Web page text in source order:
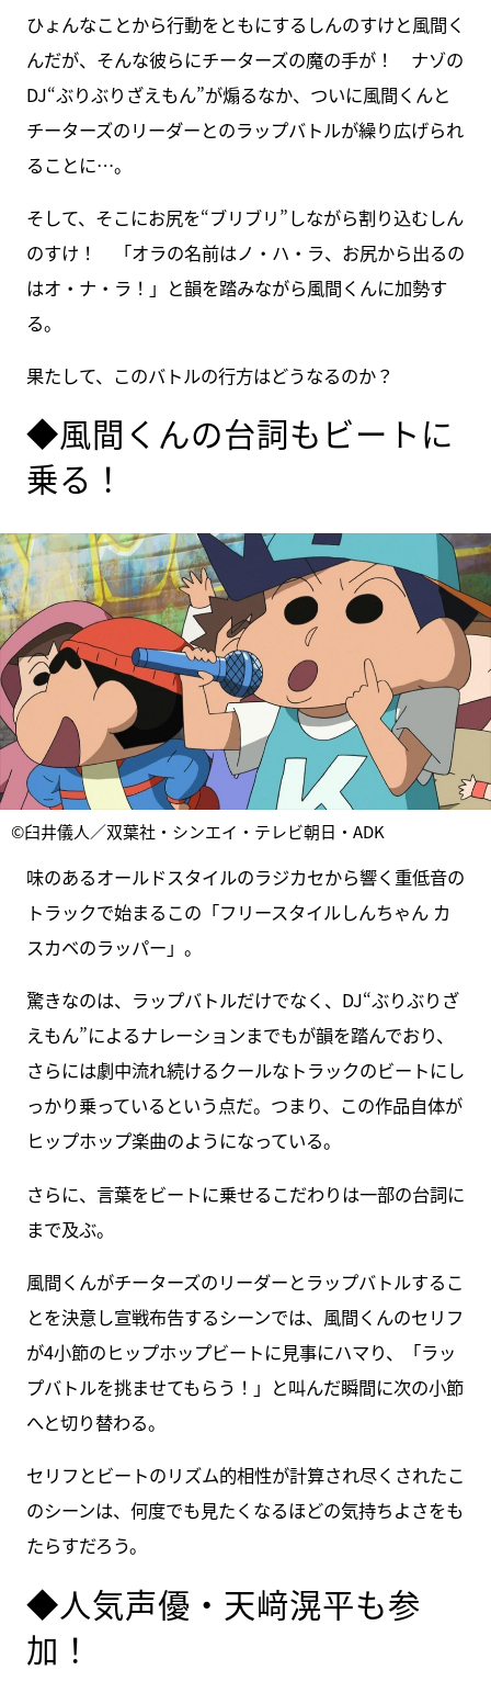
ひょんなことから行動をともにするしんのすけと風間く
んだが、そんな彼らにチーターズの魔の手が！ ナゾの
DJ“ぶりぶりざえもん”が煽るなか、ついに風間くんと
チーターズのリーダーとのラップバトルが繰り広げられ
ることに…。
そして、そこにお尻を“ブリブリ”しながら割り込むしん
のすけ！ 「オラの名前はノ・ハ・ラ、お尻から出るの
はオ・ナ・ラ！」と韻を踏みながら風間くんに加勢す
る。
果たして、このバトルの行方はどうなるのか？
◆風間くんの台詞もビートに
乗る！
©臼井儀人／双葉社・シンエイ・テレビ朝日・ADK
味のあるオールドスタイルのラジカセから響く重低音の
トラックで始まるこの「フリースタイルしんちゃん カ
スカベのラッパー」。
驚きなのは、ラップバトルだけでなく、DJ“ぶりぶりざ
えもん”によるナレーションまでもが韻を踏んでおり、
さらには劇中流れ続けるクールなトラックのビートにし
っかり乗っているという点だ。つまり、この作品自体が
ヒップホップ楽曲のようになっている。
さらに、言葉をビートに乗せるこだわりは一部の台詞に
まで及ぶ。
風間くんがチーターズのリーダーとラップバトルするこ
とを決意し宣戦布告するシーンでは、風間くんのセリフ
が4小節のヒップホップビートに見事にハマり、「ラッ
プバトルを挑ませてもらう！」と叫んだ瞬間に次の小節
へと切り替わる。
セリフとビートのリズム的相性が計算され尽くされたこ
のシーンは、何度でも見たくなるほどの気持ちよさをも
たらすだろう。
◆人気声優・天﨑滉平も参
加！